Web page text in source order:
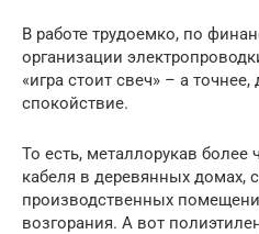
В работе трудоемко, по
организации
«игра стоит свеч» – а
спокойствие.
То есть, металлорукав
кабеля в деревянных домах,
производственных
возгорания. А вот